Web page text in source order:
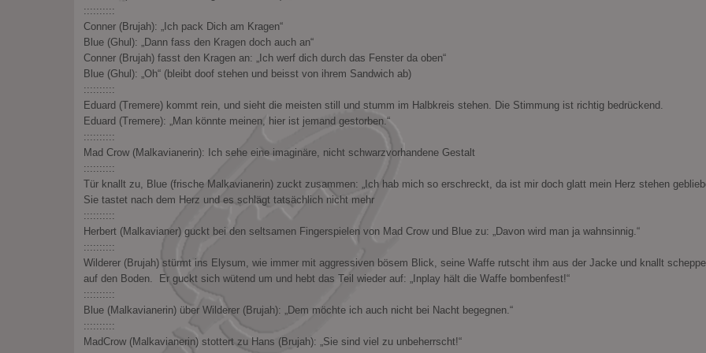
::::::::::
Conner (Brujah): „Ich pack Dich am Kragen“
Blue (Ghul): „Dann fass den Kragen doch auch an“
Conner (Brujah) fasst den Kragen an: „Ich werf dich durch das Fenster da oben“
Blue (Ghul): „Oh“ (bleibt doof stehen und beisst von ihrem Sandwich ab)
::::::::::
Eduard (Tremere) kommt rein, und sieht die meisten still und stumm im Halbkreis stehen. Die Stimmung ist richtig bedrückend.
Eduard (Tremere): „Man könnte meinen, hier ist jemand gestorben.“
::::::::::
Mad Crow (Malkavianerin): Ich sehe eine imaginäre, nicht schwarzvorhandene Gestalt
::::::::::
Tür knallt zu, Blue (frische Malkavianerin) zuckt zusammen: „Ich hab mich so erschreckt, da ist mir doch glatt mein Herz stehen
Sie tastet nach dem Herz und es schlägt tatsächlich nicht mehr
::::::::::
Herbert (Malkavianer) guckt bei den seltsamen Fingerspielen von Mad Crow und Blue zu: „Davon wird man ja wahnsinnig.“
::::::::::
Wilderer (Brujah) stürmt ins Elysum, wie immer mit aggressiven bösem Blick, seine Waffe rutscht ihm aus der Jacke und knallt
auf den Boden. Er guckt sich wütend um und hebt das Teil wieder auf: „Inplay hält die Waffe bombenfest!“
::::::::::
Blue (Malkavianerin) über Wilderer (Brujah): „Dem möchte ich auch nicht bei Nacht begegnen.“
::::::::::
MadCrow (Malkavianerin) stottert zu Hans (Brujah): „Sie sind viel zu unbeherrscht!“